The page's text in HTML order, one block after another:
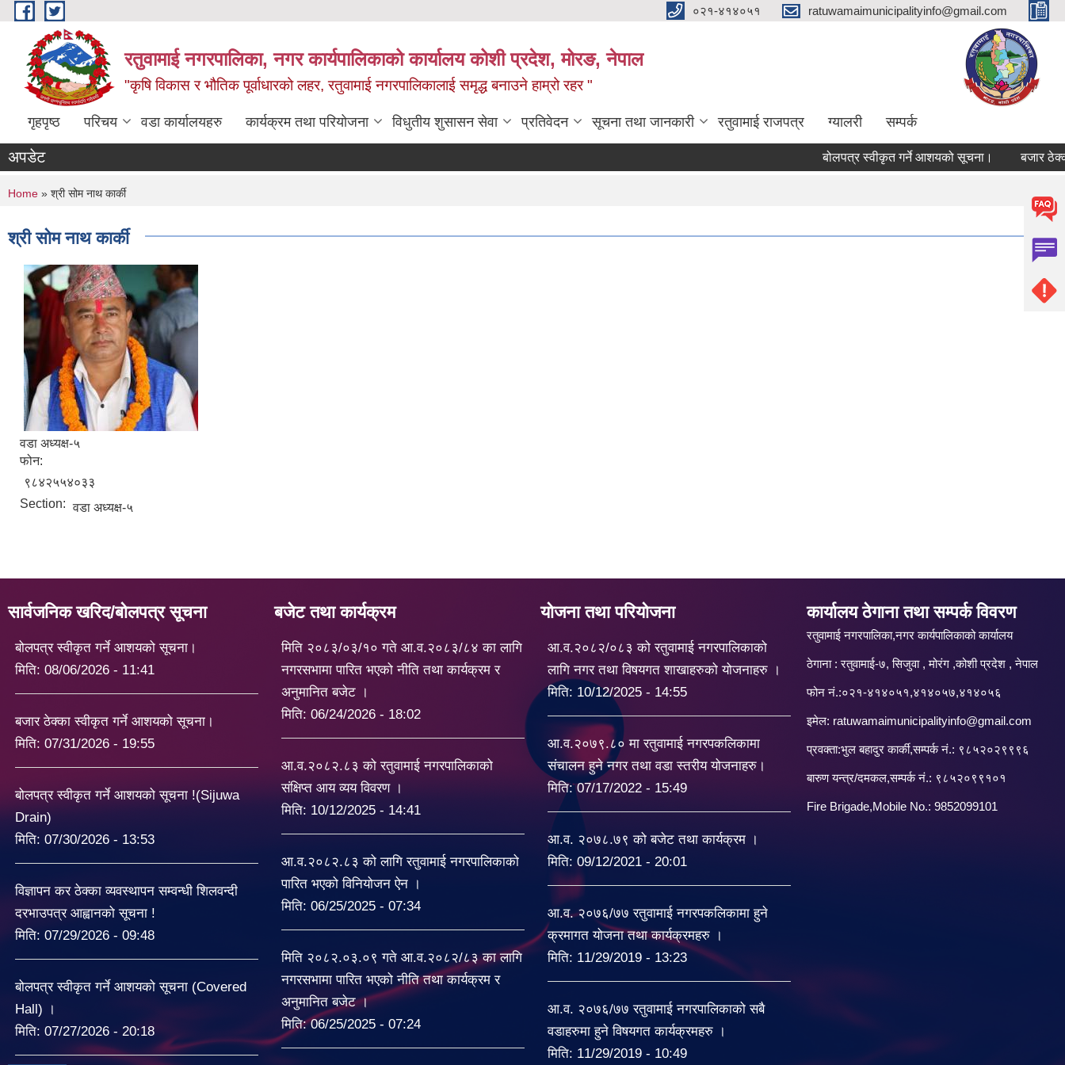
Skip to main content ०२१-४१४०५१ ratuwamaimunicipalityinfo@gmail.com
रतुवामाई नगरपालिका, नगर कार्यपालिकाको कार्यालय कोशी प्रदेश, मोरङ, नेपाल
"कृषि विकास र भौतिक पूर्वाधारको लहर, रतुवामाई नगरपालिकालाई समृद्ध बनाउने हाम्रो रहर "
गृहपृष्ठ परिचय वडा कार्यालयहरु कार्यक्रम तथा परियोजना विधुतीय शुसासन सेवा प्रतिवेदन सूचना तथा जानकारी रतुवामाई राजपत्र ग्यालरी सम्पर्क
अपडेट बोलपत्र स्वीकृत गर्ने आशयको सूचना। बजार ठेक्का
You are here
Home » श्री सोम नाथ कार्की
श्री सोम नाथ कार्की
वडा अध्यक्ष-५
फोन:
९८४२५५४०३३
Section: वडा अध्यक्ष-५
सार्वजनिक खरिद/बोलपत्र सूचना
बोलपत्र स्वीकृत गर्ने आशयको सूचना।
मिति: 08/06/2026 - 11:41
बजार ठेक्का स्वीकृत गर्ने आशयको सूचना।
मिति: 07/31/2026 - 19:55
बोलपत्र स्वीकृत गर्ने आशयको सूचना !(Sijuwa
Drain)
मिति: 07/30/2026 - 13:53
विज्ञापन कर ठेक्का व्यवस्थापन सम्वन्धी शिलवन्दी
दरभाउपत्र आह्वानको सूचना !
मिति: 07/29/2026 - 09:48
बोलपत्र स्वीकृत गर्ने आशयको सूचना (Covered
Hall) ।
मिति: 07/27/2026 - 20:18
बजेट तथा कार्यक्रम
मिति २०८३/०३/१० गते आ.व.२०८३/८४ का लागि
नगरसभामा पारित भएको नीति तथा कार्यक्रम र
अनुमानित बजेट ।
मिति: 06/24/2026 - 18:02
आ.व.२०८२.८३ को रतुवामाई नगरपालिकाको
संक्षिप्त आय व्यय विवरण ।
मिति: 10/12/2025 - 14:41
आ.व.२०८२.८३ को लागि रतुवामाई नगरपालिकाको
पारित भएको विनियोजन ऐन ।
मिति: 06/25/2025 - 07:34
मिति २०८२.०३.०९ गते आ.व.२०८२/८३ का लागि
नगरसभामा पारित भएको नीति तथा कार्यक्रम र
अनुमानित बजेट ।
मिति:06/25/2025 - 07:24
योजना तथा परियोजना
आ.व.२०८२/०८३ को रतुवामाई नगरपालिकाको
लागि नगर तथा विषयगत शाखाहरुको योजनाहरु ।
मिति: 10/12/2025 - 14:55
आ.व.२०७९.८० मा रतुवामाई नगरपकलिकामा
संचालन हुने नगर तथा वडा स्तरीय योजनाहरु।
मिति:07/17/2022 - 15:49
आ.व. २०७८.७९ को बजेट तथा कार्यक्रम ।
मिति: 09/12/2021 - 20:01
आ.व. २०७६/७७ रतुवामाई नगरपकलिकामा हुने
क्रमागत योजना तथा कार्यक्रमहरु ।
मिति: 11/29/2019 - 13:23
आ.व. २०७६/७७ रतुवामाई नगरपालिकाको सबै
वडाहरुमा हुने विषयगत कार्यक्रमहरु ।
मिति: 11/29/2019 - 10:49
कार्यालय ठेगाना तथा सम्पर्क विवरण
रतुवामाई नगरपालिका,नगर कार्यपालिकाको कार्यालय
ठेगाना : रतुवामाई-७, सिजुवा , मोरंग ,कोशी प्रदेश , नेपाल
फोन नं.:०२१-४१४०५१,४१४०५७,४१४०५६
इमेल: ratuwamaimunicipalityinfo@gmail.com
प्रवक्ता:भुल बहादुर कार्की,सम्पर्क नं.: ९८५२०२९९९६
बारु‌ण यन्त्र/दमकल,सम्पर्क नं.: ९८५२०९९१०१
Fire Brigade,Mobile No.: 9852099101